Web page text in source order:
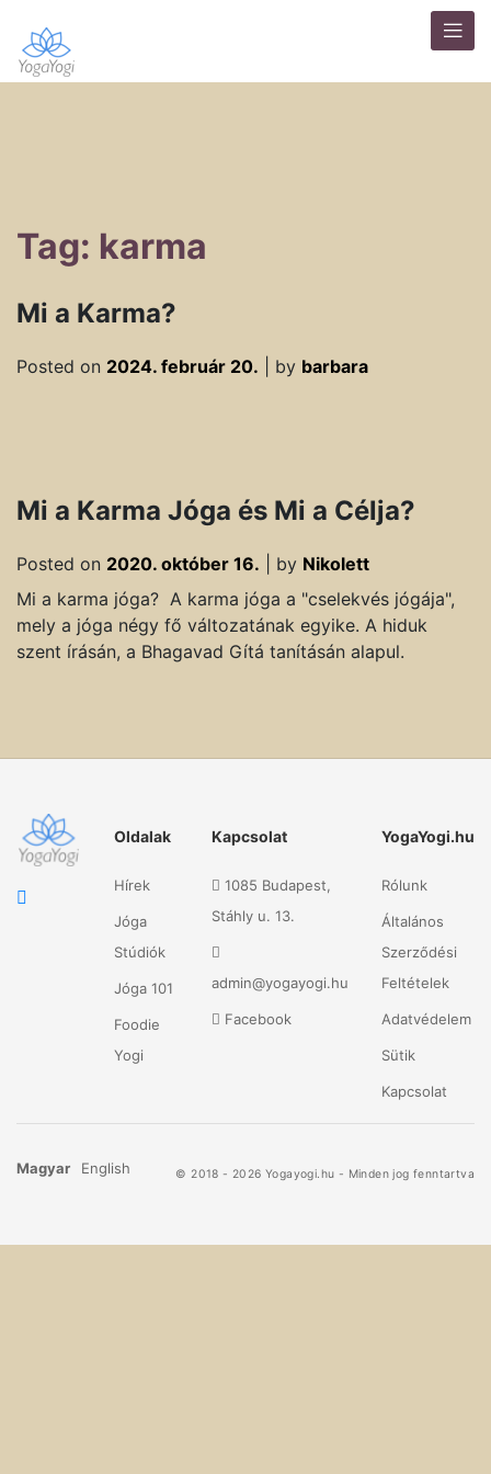
Tag: karma
Mi a Karma?
Posted on 2024. február 20. by barbara
Mi a Karma Jóga és Mi a Célja?
Posted on 2020. október 16. by Nikolett
Mi a karma jóga? A karma jóga a "cselekvés jógája",
mely a jóga négy fő változatának egyike. A hiduk
szent írásán, a Bhagavad Gítá tanításán alapul.
Oldalak
Hírek
Jóga
Stúdiók
Jóga 101
Foodie
Yogi
Kapcsolat
1085 Budapest,
Stáhly u. 13.
admin@yogayogi.hu
Facebook
YogaYogi.hu
Rólunk
Általános
Szerződési
Feltételek
Adatvédelem
Sütik
Kapcsolat
Magyar English © 2018 - 2026 Yogayogi.hu - Minden jog fenntartva